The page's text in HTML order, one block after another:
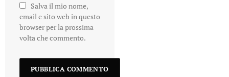
Salva il mio nome,
email e sito web in questo
browser per la prossima
volta che commento.